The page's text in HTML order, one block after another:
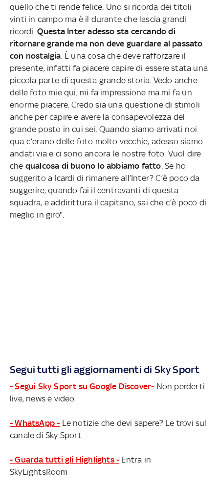
quello che ti rende felice. Uno si ricorda dei titoli
vinti in campo ma è il durante che lascia grandi
ricordi. Questa Inter adesso sta cercando di
ritornare grande ma non deve guardare al passato
con nostalgia . È una cosa che deve rafforzare il
presente, infatti fa piacere capire di essere stata una
piccola parte di questa grande storia. Vedo anche
delle foto mie qui, mi fa impressione ma mi fa un
enorme piacere. Credo sia una questione di stimoli
anche per capire e avere la consapevolezza del
grande posto in cui sei. Quando siamo arrivati noi
qua c’erano delle foto molto vecchie, adesso siamo
andati via e ci sono ancora le nostre foto. Vuol dire
che qualcosa di buono lo abbiamo fatto . Se ho
suggerito a Icardi di rimanere all’Inter? C’è poco da
suggerire, quando fai il centravanti di questa
squadra, e addirittura il capitano, sai che c’è poco di
meglio in giro".
Segui tutti gli aggiornamenti di Sky Sport
- Segui Sky Sport su Google Discover- Non perderti
live, news e video
- WhatsApp - Le notizie che devi sapere? Le trovi sul
canale di Sky Sport
- Guarda tutti gli Highlights - Entra in
SkyLightsRoom